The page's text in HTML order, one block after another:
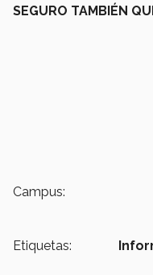
SEGURO TAMBIÉN
Campus:
Etiquetas: